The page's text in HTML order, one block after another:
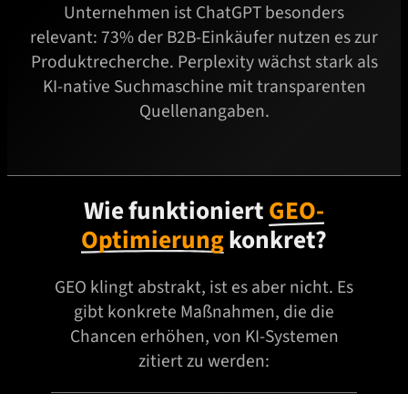
Unternehmen ist ChatGPT besonders
relevant: 73% der B2B-Einkäufer nutzen es zur
Produktrecherche. Perplexity wächst stark als
KI-native Suchmaschine mit transparenten
Quellenangaben.
Wie funktioniertGEO-
Optimierungkonkret?
GEO klingt abstrakt, ist es aber nicht. Es
gibt konkrete Maßnahmen, die die
Chancen erhöhen, von KI-Systemen
zitiert zu werden: